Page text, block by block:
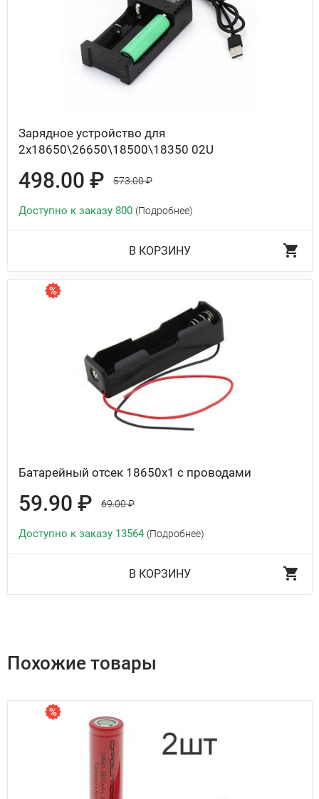
Зарядное устройство для
2x18650\26650\18500\18350 02U
498.00 ₽ 573.00 ₽
Доступно к заказу 800 (Подробнее)
В КОРЗИНУ
Батарейный отсек 18650x1 с проводами
59.90 ₽ 69.00 ₽
Доступно к заказу 13564 (Подробнее)
В КОРЗИНУ
Похожие товары